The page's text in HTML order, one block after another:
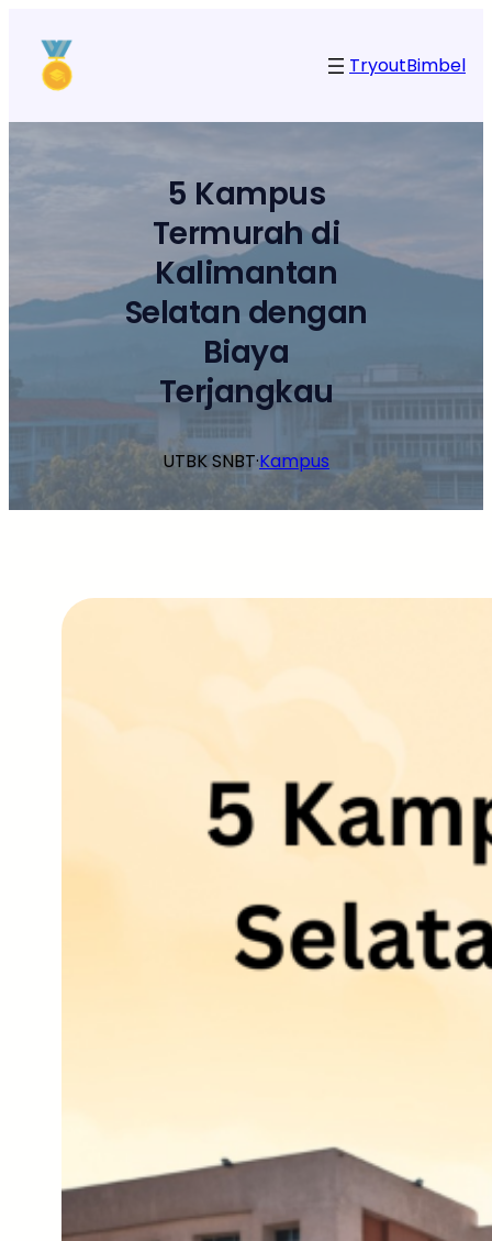
konten
TryoutBimbel
5 Kampus
Termurah di
Kalimantan
Selatan dengan
Biaya
Terjangkau
UTBK SNBT·Kampus